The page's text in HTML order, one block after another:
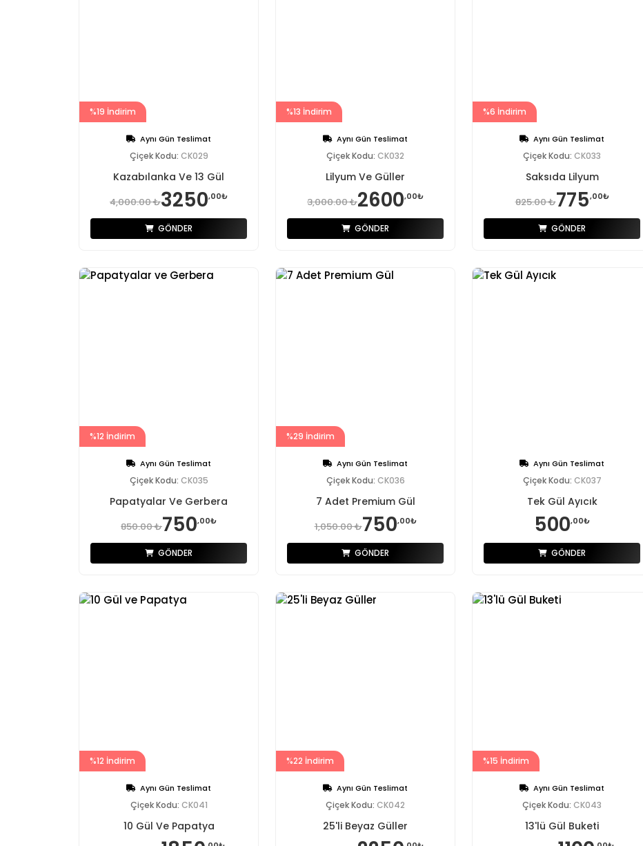
%19 İndirim
Aynı Gün Teslimat
Çiçek Kodu: CK029
Kazabılanka Ve 13 Gül
4,000.00 ₺3250,00₺
GÖNDER
%13 İndirim
Aynı Gün Teslimat
Çiçek Kodu: CK032
Lilyum Ve Güller
3,000.00 ₺2600,00₺
GÖNDER
%6 İndirim
Aynı Gün Teslimat
Çiçek Kodu: CK033
Saksıda Lilyum
825.00 ₺775,00₺
GÖNDER
%12 İndirim
Aynı Gün Teslimat
Çiçek Kodu: CK035
Papatyalar Ve Gerbera
850.00 ₺750,00₺
GÖNDER
%29 İndirim
Aynı Gün Teslimat
Çiçek Kodu: CK036
7 Adet Premium Gül
1,050.00 ₺750,00₺
GÖNDER
Aynı Gün Teslimat
Çiçek Kodu: CK037
Tek Gül Ayıcık
500,00₺
GÖNDER
%12 İndirim
Aynı Gün Teslimat
Çiçek Kodu: CK041
10 Gül Ve Papatya
%22 İndirim
Aynı Gün Teslimat
Çiçek Kodu: CK042
25'li Beyaz Güller
%15 İndirim
Aynı Gün Teslimat
Çiçek Kodu: CK043
13'lü Gül Buketi